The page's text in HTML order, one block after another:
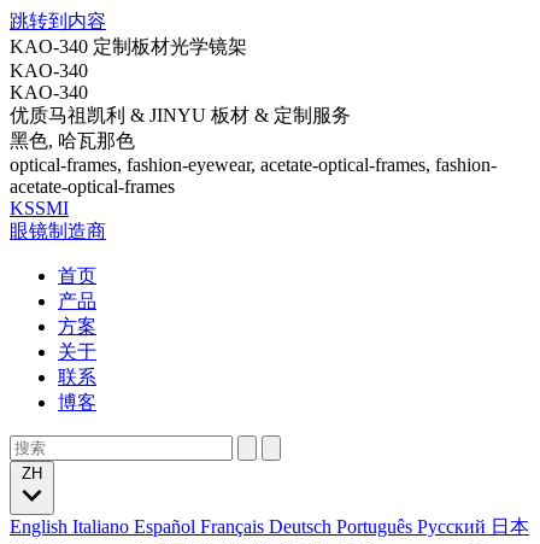
跳转到内容
KAO-340 定制板材光学镜架
KAO-340
KAO-340
优质马祖凯利 & JINYU 板材 & 定制服务
黑色, 哈瓦那色
optical-frames, fashion-eyewear, acetate-optical-frames, fashion-
acetate-optical-frames
KSSMI
眼镜制造商
首页
产品
方案
关于
联系
博客
English Italiano Español Français Deutsch Português Русский 日本